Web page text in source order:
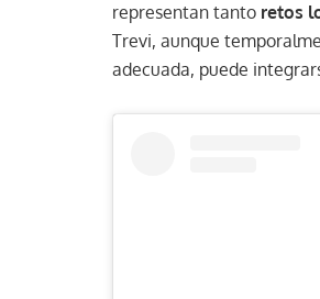
representan tanto retos
Trevi, aunque
adecuada, puede